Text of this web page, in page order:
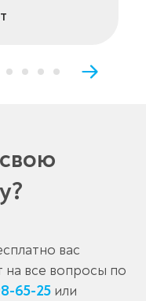
вас
на все вопросы по
65-25 или